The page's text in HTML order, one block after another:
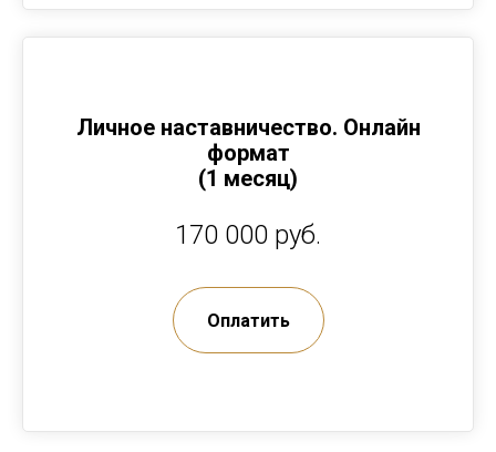
Личное наставничество. Онлайн
формат
(1 месяц)
170 000 руб.
Оплатить